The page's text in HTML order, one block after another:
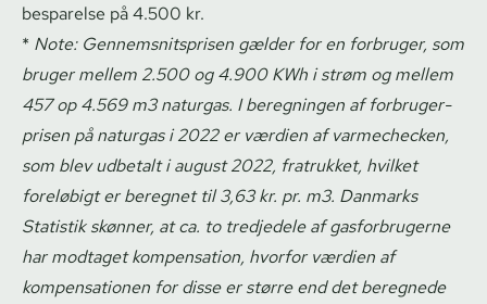
besparelse på 4.500 kr.
* Note: Gen­nem­snits­pri­sen gælder for en forbruger, som
bruger mellem 2.500 og 4.900 KWh i strøm og mellem
457 op 4.569 m3 naturgas. I beregningen af for­bru­ger­
pri­sen på naturgas i 2022 er værdien af varmechecken,
som blev udbetalt i august 2022, fratrukket, hvilket
foreløbigt er beregnet til 3,63 kr. pr. m3. Danmarks
Statistik skønner, at ca. to tredjedele af gasforbrugerne
har modtaget kompensation, hvorfor værdien af
kompensationen for disse er større end det beregnede